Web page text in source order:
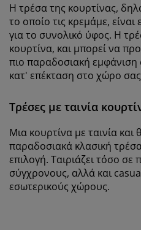
Η τρέσα της κουρτίνας,
το οποίο τις κρεμάμε,
για το συνολικό ύφος. Η
κουρτίνα, και μπορεί να
πιο παραδοσιακή εμφάνιση
κατ' επέκταση στο χώρο
Τρέσες με ταινία
Μια κουρτίνα με ταινία και
παραδοσιακά κλασική
επιλογή. Ταιριάζει τόσο
σύγχρονους, αλλά και
εσωτερικούς χώρους.